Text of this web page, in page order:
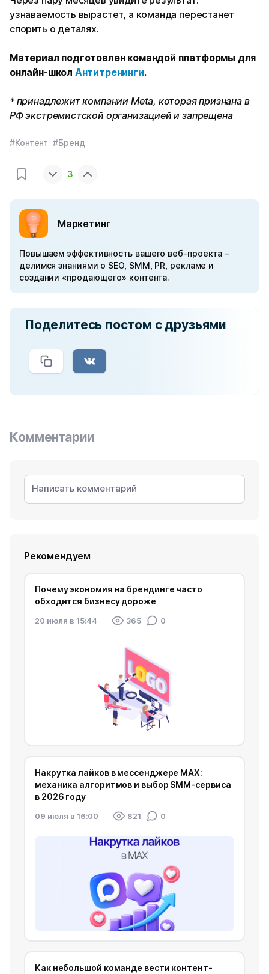
узнаваемость вырастет, а команда перестанет
спорить о деталях.
Материал подготовлен командой платформы для
онлайн-школ Антитренинги.
* принадлежит компании Meta, которая признана в
РФ экстремистской организацией и запрещена
#Контент #Бренд
3
Маркетинг
Повышаем эффективность вашего веб-проекта –
делимся знаниями о SEO, SMM, PR, рекламе и
создании «продающего» контента.
Поделитесь постом с друзьями
Комментарии
Рекомендуем
Почему экономия на брендинге часто
обходится бизнесу дороже
20 июля в 15:44 365 0
Накрутка лайков в мессенджере MAX:
механика алгоритмов и выбор SMM-сервиса
в 2026 году
09 июля в 16:00 821 0
Как небольшой команде вести контент-